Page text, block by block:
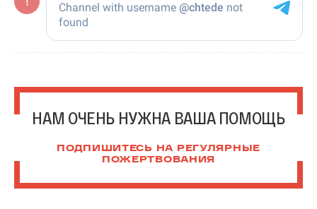
НАМ ОЧЕНЬ НУЖНА ВАША ПОМОЩЬ
ПОДПИШИТЕСЬ НА РЕГУЛЯРНЫЕ
ПОЖЕРТВОВАНИЯ